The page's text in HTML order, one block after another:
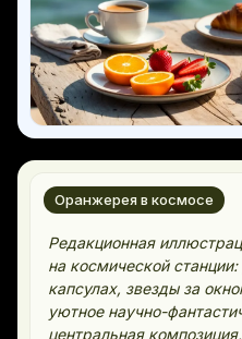
Оранжерея в космосе
Редакционная
на космической
капсулах, звезды за
уютное научно-
центральная